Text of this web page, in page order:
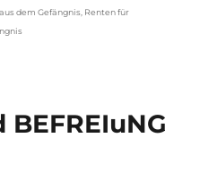
dem Gefängnis Renten für